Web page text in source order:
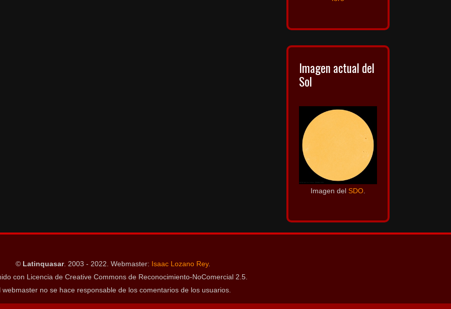
Imagen actual del
Sol
Imagen del SDO
© Latinquasar. 2003 - 2022. Webmaster: Isaac Lozano Rey.
con Licencia de Creative Commons de Reconocimiento-NoComercial 2.5.
webmaster no se hace responsable de los comentarios de los usuarios.